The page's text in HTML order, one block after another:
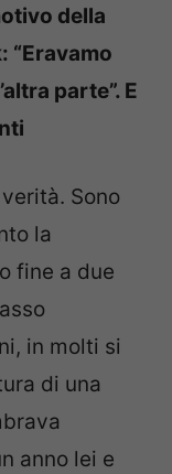
della
“Eravamo
parte”. E
Sono
la
fine a due
in molti si
di una
anno lei e